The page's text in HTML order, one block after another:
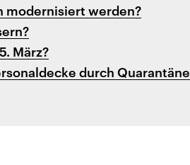
modernisiert werden?
März?
durch Quarantäne